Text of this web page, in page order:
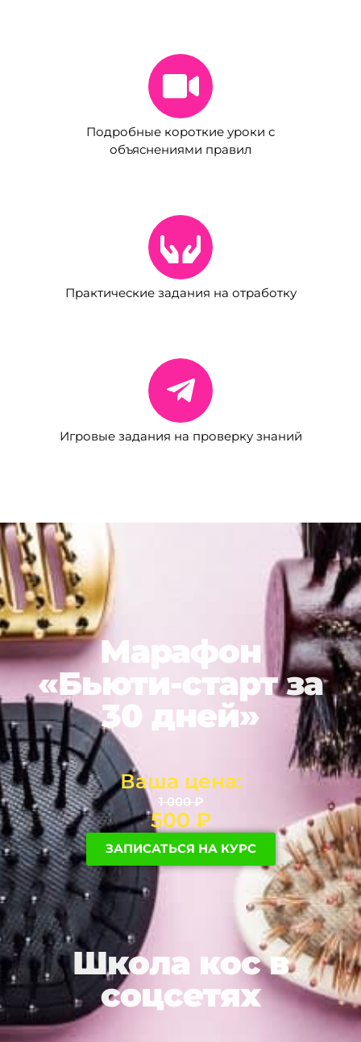
Подробные короткие уроки с
объяснениями правил
Практические задания на отработку
Игровые задания на проверку знаний
Марафон
«Бьюти-старт за
30 дней»
Ваша цена:
1 000₽
500 ₽
ЗАПИСАТЬСЯ НА КУРС
Школа кос в
соцсетях